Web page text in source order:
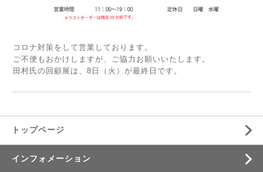
コロナ対策をして営業しております。
ご不便もおかけしますが、ご協力お願いいたします。
田村氏の回顧展は、8日（火）が最終日です。
トップページ
インフォメーション